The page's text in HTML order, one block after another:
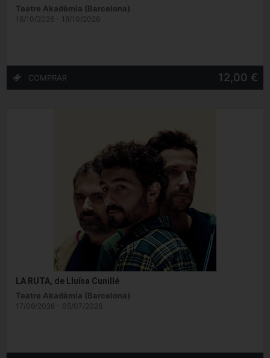
Teatre Akadèmia (Barcelona)
16/10/2026 - 18/10/2026
12,00 €
LA RUTA, de Lluïsa Cunillé
Teatre Akadèmia (Barcelona)
17/06/2026 - 05/07/2026